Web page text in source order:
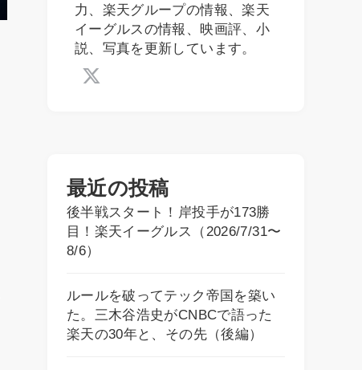
力、楽天グループの情報、楽天
イーグルスの情報、映画評、小
説、写真を更新しています。
最近の投稿
後半戦スタート！岸投手が173勝
目！楽天イーグルス（2026/7/31〜
8/6）
ルールを破ってテック帝国を築い
た。三木谷浩史がCNBCで語った
楽天の30年と、その先（後編）